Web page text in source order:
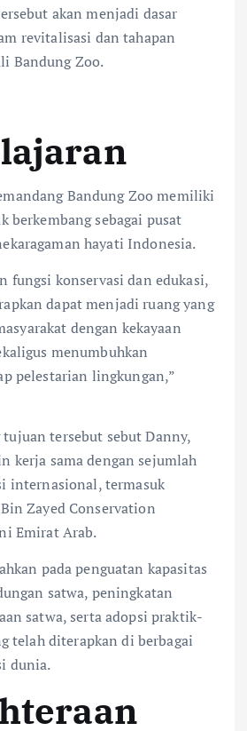
akan menjadi dasar
revitalisasi dan tahapan
Bandung Zoo.
Bandung Zoo memiliki
berkembang sebagai pusat
hayati Indonesia.
fungsi konservasi dan edukasi,
dapat menjadi ruang yang
dengan kekayaan
menumbuhkan
pelestarian lingkungan,”
tersebut sebut Danny,
kerja sama dengan sejumlah
internasional, termasuk
Zayed Conservation
Emirat Arab.
pada penguatan kapasitas
satwa, peningkatan
satwa, serta adopsi praktik-
telah diterapkan di berbagai
dunia.